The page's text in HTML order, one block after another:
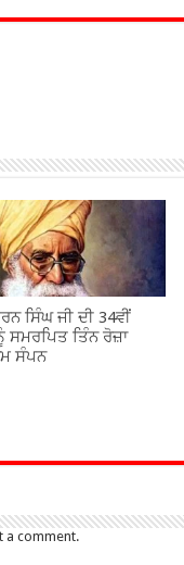
ਸਿੰਘ ਜੀ ਦੀ 34ਵੀਂ
ਸਮਰਪਿਤ ਤਿੰਨ ਰੋਜ਼ਾ
ਸੰਪਨ
a comment.